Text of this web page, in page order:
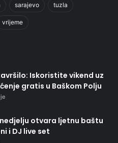
sarajevo tuzla
vrijeme
Iskoristite vikend uz
gratis u Baškom Polju
otvara ljetnu baštu
i DJ live set